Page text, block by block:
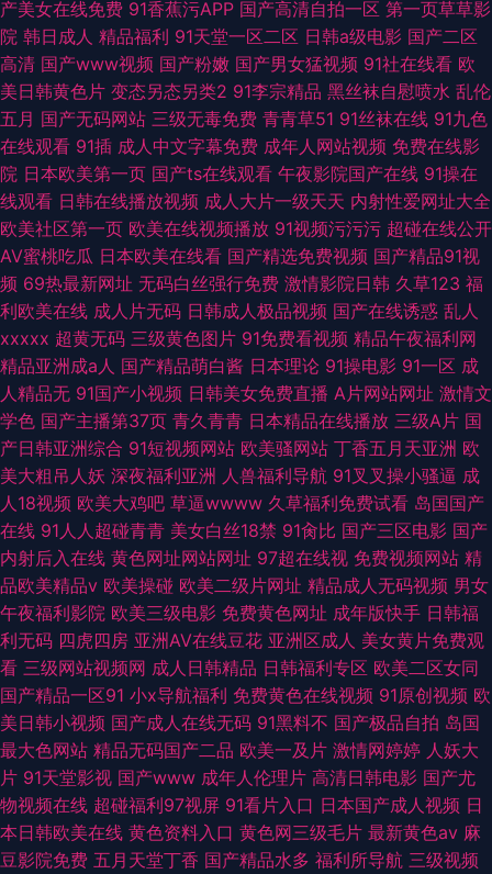
产美女在线免费 91香蕉污APP 国产高清自拍一区 第一页草草影
院 韩日成人 精品福利 91天堂一区二区 日韩a级电影 国产二区
高清 国产www视频 国产粉嫩 国产男女猛视频 91社在线看 欧
美日韩黄色片 变态另态另类2 91李宗精品 黑丝袜自慰喷水 乱伦
五月 国产无码网站 三级无毒免费 青青草51 91丝袜在线 91九色
在线观看 91插 成人中文字幕免费 成年人网站视频 免费在线影
院 日本欧美第一页 国产ts在线观看 午夜影院国产在线 91操在
线观看 日韩在线播放视频 成人大片一级天天 内射性爱网址大全
欧美社区第一页 欧美在线视频播放 91视频污污污 超碰在线公开
AV蜜桃吃瓜 日本欧美在线看 国产精选免费视频 国产精品91视
频 69热最新网址 无码白丝强行免费 激情影院日韩 久草123 福
利欧美在线 成人片无码 日韩成人极品视频 国产在线诱惑 乱人
xxxxx 超黄无码 三级黄色图片 91免费看视频 精品午夜福利网
精品亚洲成a人 国产精品萌白酱 日本理论 91操电影 91一区 成
人精品无 91国产小视频 日韩美女免费直播 A片网站网址 激情文
学色 国产主播第37页 青久青青 日本精品在线播放 三级A片 国
产日韩亚洲综合 91短视频网站 欧美骚网站 丁香五月天亚洲 欧
美大粗吊人妖 深夜福利亚洲 人兽福利导航 91叉叉操小骚逼 成
人18视频 欧美大鸡吧 草逼wwww 久草福利免费试看 岛国国产
在线 91人人超碰青青 美女白丝18禁 91肏比 国产三区电影 国产
内射后入在线 黄色网址网站网址 97超在线视 免费视频网站 精
品欧美精品v 欧美操碰 欧美二级片网址 精品成人无码视频 男女
午夜福利影院 欧美三级电影 免费黄色网址 成年版快手 日韩福
利无码 四虎四房 亚洲AV在线豆花 亚洲区成人 美女黄片免费观
看 三级网站视频网 成人日韩精品 日韩福利专区 欧美二区女同
国产精品一区91 小x导航福利 免费黄色在线视频 91原创视频 欧
美日韩小视频 国产成人在线无码 91黑料不 国产极品自拍 岛国
最大色网站 精品无码国产二品 欧美一及片 激情网婷婷 人妖大
片 91天堂影视 国产www 成年人伦理片 高清日韩电影 国产尤
物视频在线 超碰福利97视屏 91看片入口 日本国产成人视频 日
本日韩欧美在线 黄色资料入口 黄色网三级毛片 最新黄色av 麻
豆影院免费 五月天堂丁香 国产精品水多 福利所导航 三级视频